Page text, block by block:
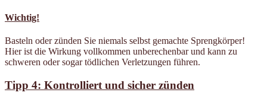
Wichtig!
Basteln oder zünden Sie niemals selbst gemachte Sprengkörper!
Hier ist die Wirkung vollkommen unberechenbar und kann zu
schweren oder sogar tödlichen Verletzungen führen.
Tipp 4: Kontrolliert und sicher zünden